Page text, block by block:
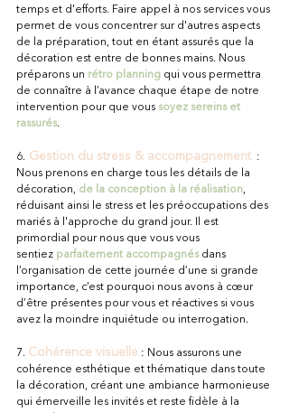
temps et d'efforts. Faire appel à nos services vous
permet de vous concentrer sur d'autres aspects
de la préparation, tout en étant assurés que la
décoration est entre de bonnes mains. Nous
préparons un rétro planning qui vous permettra
de connaître à l’avance chaque étape de notre
intervention pour que vous soyez sereins et
rassurés.
6. Gestion du stress & accompagnement :
Nous prenons en charge tous les détails de la
décoration, de la conception à la réalisation,
réduisant ainsi le stress et les préoccupations des
mariés à l'approche du grand jour. Il est
primordial pour nous que vous vous
sentiez parfaitement accompagnés dans
l’organisation de cette journée d’une si grande
importance, c’est pourquoi nous avons à cœur
d’être présentes pour vous et réactives si vous
avez la moindre inquiétude ou interrogation.
7. Cohérence visuelle : Nous assurons une
cohérence esthétique et thématique dans toute
la décoration, créant une ambiance harmonieuse
qui émerveille les invités et reste fidèle à la